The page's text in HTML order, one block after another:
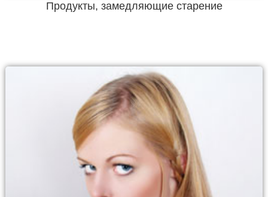
Продукты, замедляющие старение